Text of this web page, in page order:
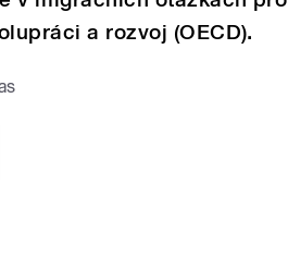
a rozvoj (OECD).